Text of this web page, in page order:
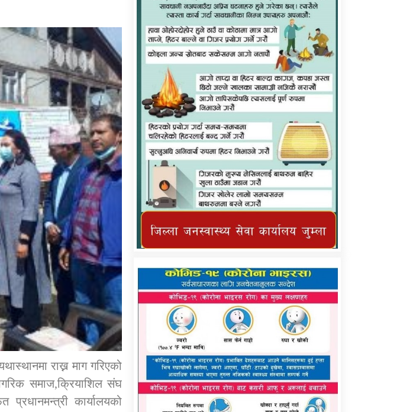
कार्यान्वयन एकाई जुम्लाको सुचना कर्णाली प्राविधि शिक्षालय जुम्लाको सुचना
तथा
तातोपानी गाउँपालिका जुम्लाको महिनावारी
गाउँपालिका जुम्लाको सूचना
राख्न माग गरिएको
समाज,क्रियाशिल संघ
प्रधानमन्त्री कार्यालयको